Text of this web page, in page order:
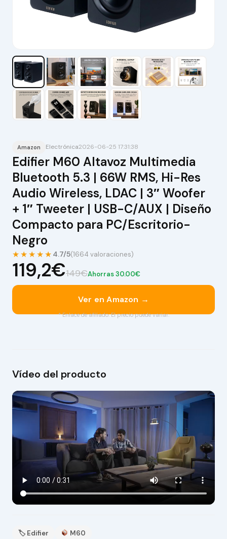
Amazon Electrónica2026-06-25 17:31:38
Edifier M60 Altavoz Multimedia
Bluetooth 5.3 | 66W RMS, Hi-Res
Audio Wireless, LDAC | 3″ Woofer
+ 1″ Tweeter | USB-C/AUX | Diseño
Compacto para PC/Escritorio-
Negro
★★★★★ 4.7/5(1664 valoraciones)
119,2€149€Ahorras 30.00€
Ver en Amazon →
* Enlace de afiliado. El precio puede variar.
Vídeo del producto
🏷 Edifier M60